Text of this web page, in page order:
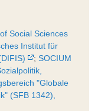
Social Sciences
Institut für
; SOCIUM
"Globale
(SFB 1342),